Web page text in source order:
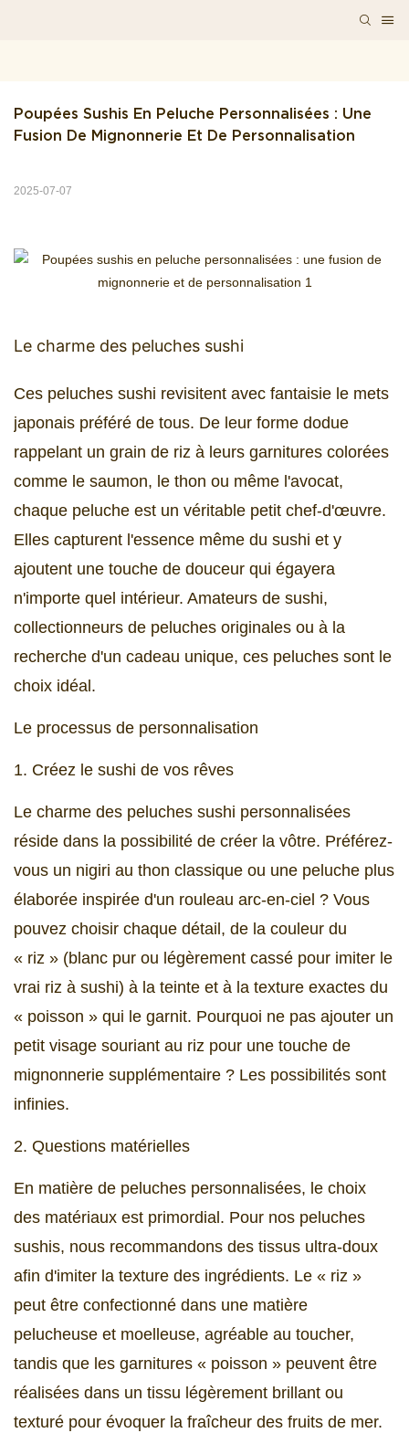
Poupées Sushis En Peluche Personnalisées : Une
Fusion De Mignonnerie Et De Personnalisation
2025-07-07
Le charme des peluches sushi
Ces peluches sushi revisitent avec fantaisie le mets
japonais préféré de tous. De leur forme dodue
rappelant un grain de riz à leurs garnitures colorées
comme le saumon, le thon ou même l'avocat,
chaque peluche est un véritable petit chef-d'œuvre.
Elles capturent l'essence même du sushi et y
ajoutent une touche de douceur qui égayera
n'importe quel intérieur. Amateurs de sushi,
collectionneurs de peluches originales ou à la
recherche d'un cadeau unique, ces peluches sont le
choix idéal.
Le processus de personnalisation
1. Créez le sushi de vos rêves
Le charme des peluches sushi personnalisées
réside dans la possibilité de créer la vôtre. Préférez-
vous un nigiri au thon classique ou une peluche plus
élaborée inspirée d'un rouleau arc-en-ciel ? Vous
pouvez choisir chaque détail, de la couleur du
« riz » (blanc pur ou légèrement cassé pour imiter le
vrai riz à sushi) à la teinte et à la texture exactes du
« poisson » qui le garnit. Pourquoi ne pas ajouter un
petit visage souriant au riz pour une touche de
mignonnerie supplémentaire ? Les possibilités sont
infinies.
2. Questions matérielles
En matière de peluches personnalisées, le choix
des matériaux est primordial. Pour nos peluches
sushis, nous recommandons des tissus ultra-doux
afin d'imiter la texture des ingrédients. Le « riz »
peut être confectionné dans une matière
pelucheuse et moelleuse, agréable au toucher,
tandis que les garnitures « poisson » peuvent être
réalisées dans un tissu légèrement brillant ou
texturé pour évoquer la fraîcheur des fruits de mer.